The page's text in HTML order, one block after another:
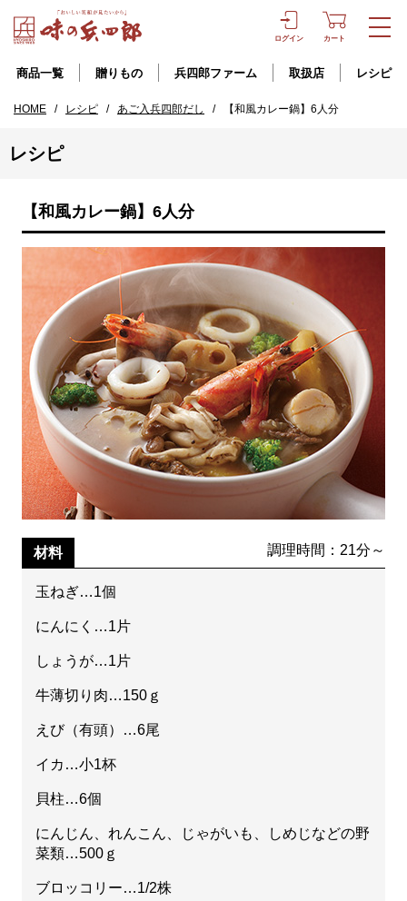
ログイン カート
商品一覧 贈りもの 兵四郎ファーム 取扱店 レシピ
HOME / レシピ / あご入兵四郎だし / 【和風カレー鍋】6人分
レシピ
【和風カレー鍋】6人分
材料 調理時間：21分～
玉ねぎ…1個
にんにく…1片
しょうが…1片
牛薄切り肉…150ｇ
えび（有頭）…6尾
イカ…小1杯
貝柱…6個
にんじん、れんこん、じゃがいも、しめじなどの野
菜類…500ｇ
ブロッコリー…1/2株